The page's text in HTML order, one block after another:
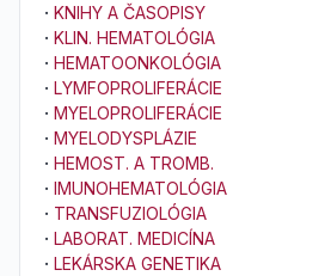
· KNIHY A ČASOPISY
· KLIN. HEMATOLÓGIA
· HEMATOONKOLÓGIA
· LYMFOPROLIFERÁCIE
· MYELOPROLIFERÁCIE
· MYELODYSPLÁZIE
· HEMOST. A TROMB.
· IMUNOHEMATOLÓGIA
· TRANSFUZIOLÓGIA
· LABORAT. MEDICÍNA
· LEKÁRSKA GENETIKA